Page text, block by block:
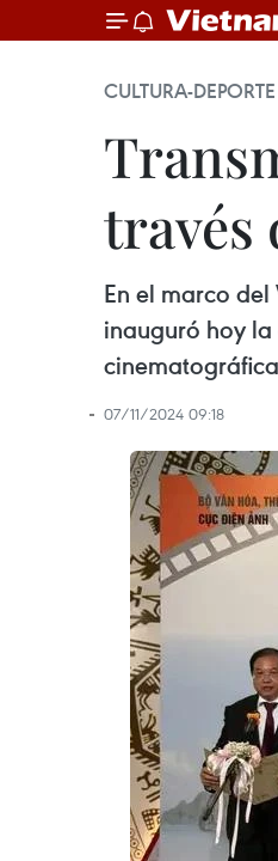
CULTURA-DEPORTE
través
En el marco
inauguró hoy la
07/11/2024 09:18